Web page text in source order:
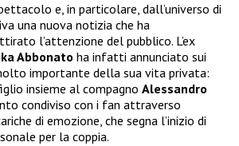
e, in particolare, dall’universo di
una nuova notizia che ha
l’attenzione del pubblico. L’ex
Abbonato ha infatti annunciato sui
importante della sua vita privata:
insieme al compagno Alessandro
condiviso con i fan attraverso
di emozione, che segna l’inizio di
per la coppia.